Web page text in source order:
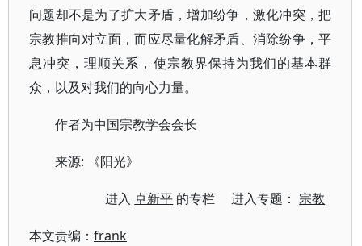
问题却不是为了扩大矛盾，增加纷争，激化冲突，把
宗教推向对立面，而应尽量化解矛盾、消除纷争，平
息冲突，理顺关系，使宗教界保持为我们的基本群
众，以及对我们的向心力量。
作者为中国宗教学会会长
来源: 《阳光》
进入卓新平 的专栏 进入专题：宗教
本文责编： frank